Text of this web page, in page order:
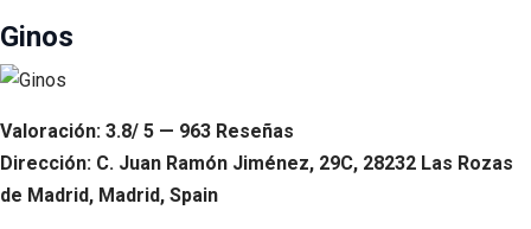
Ginos
Valoración: 3.8/ 5 — 963 Reseñas
Dirección: C. Juan Ramón Jiménez, 29C, 28232 Las Rozas
de Madrid, Madrid, Spain